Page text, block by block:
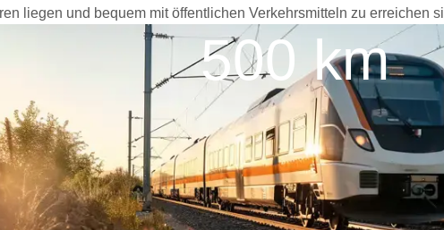
liegen und bequem mit öffentlichen Verkehrsmitteln zu erreichen
500 km